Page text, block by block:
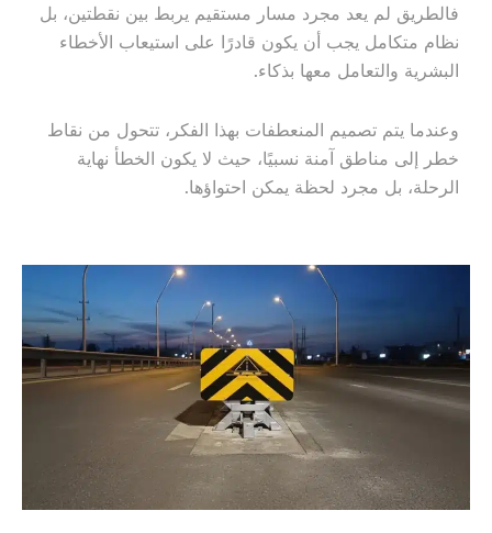
فالطريق لم يعد مجرد مسار مستقيم يربط بين نقطتين، بل
نظام متكامل يجب أن يكون قادرًا على استيعاب الأخطاء
البشرية والتعامل معها بذكاء.
وعندما يتم تصميم المنعطفات بهذا الفكر، تتحول من نقاط
خطر إلى مناطق آمنة نسبيًا، حيث لا يكون الخطأ نهاية
الرحلة، بل مجرد لحظة يمكن احتواؤها.